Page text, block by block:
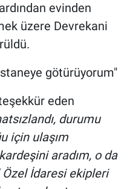
evinden
üzere Devrekani
götürüyorum"
eden
durumu
için ulaşım
aradım, o da
İdaresi ekipleri